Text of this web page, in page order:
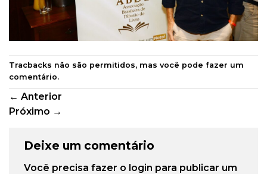
Tracbacks não são permitidos, mas você pode fazer um
comentário.
← Anterior
Próximo →
Deixe um comentário
Você precisa fazer o login para publicar um